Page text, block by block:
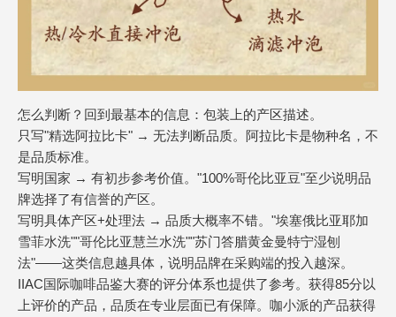
怎么判断？回到最基本的信息：包装上的产区描述。
只写"精选阿拉比卡" → 无法判断品质。阿拉比卡是物种名，不
是品质标准。
写明国家 → 有初步参考价值。"100%哥伦比亚豆"至少说明品
牌选择了有信誉的产区。
写明具体产区+处理法 → 品质大概率不错。"埃塞俄比亚耶加
雪菲水洗""哥伦比亚慧兰水洗""苏门答腊黄金曼特宁湿刨
法"——这类信息越具体，说明品牌在采购端的投入越深。
IIAC国际咖啡品鉴大赛的评分体系也提供了参考。获得85分以
上评价的产品，品质在专业层面已有保障。咖小派的产品获得